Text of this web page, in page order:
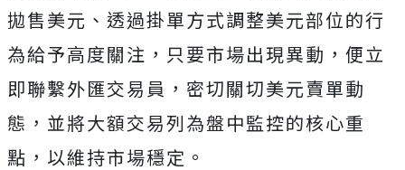
拋售美元、透過掛單方式調整美元部位的行
為給予高度關注，只要市場出現異動，便立
即聯繫外匯交易員，密切關切美元賣單動
態，並將大額交易列為盤中監控的核心重
點，以維持市場穩定。